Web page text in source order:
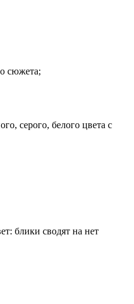
сюжета;
серого, белого цвета с
блики сводят на нет